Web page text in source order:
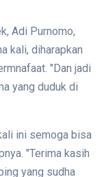
Adi Purnomo,
kali, diharapkan
"Dan jadi
yang duduk di
ini semoga bisa
"Terima kasih
yang sudha